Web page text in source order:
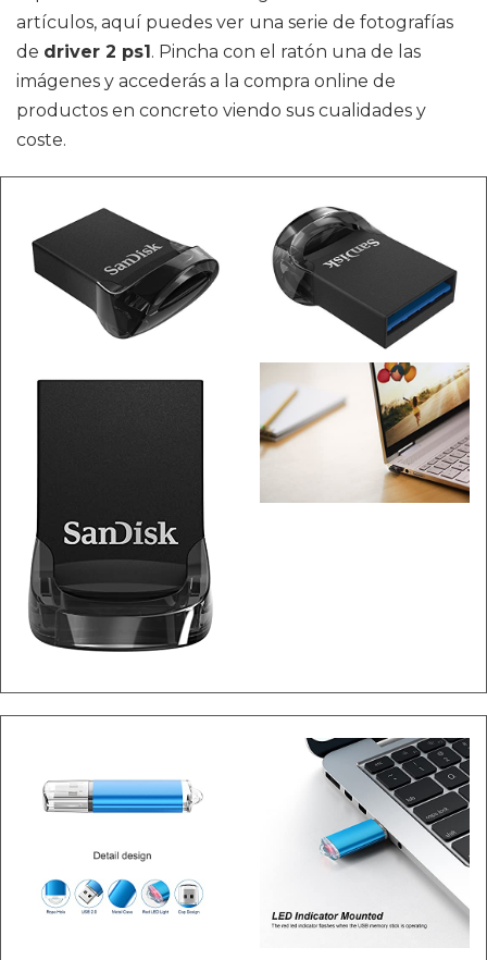
artículos, aquí puedes ver una serie de fotografías
de driver 2 ps1. Pincha con el ratón una de las
imágenes y accederás a la compra online de
productos en concreto viendo sus cualidades y
coste.